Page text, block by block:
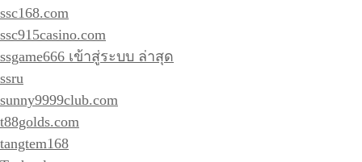
ssc168.com
ssc915casino.com
ssgame666 เข้าสู่ระบบ ล่าสุด
ssru
sunny9999club.com
t88golds.com
tangtem168